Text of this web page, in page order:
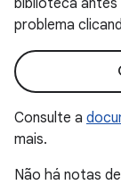
biblioteca antes
problema
Consulte a
mais.
Não há notas